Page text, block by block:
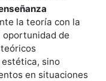
la teoría con la
de
sino
en situaciones